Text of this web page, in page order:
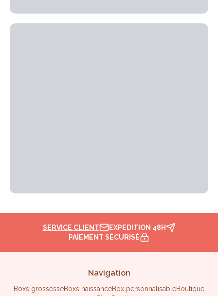
SERVICE CLIENT
EXPEDITION 48H
PAIEMENT SÉCURISÉ
Navigation
Boxs grossesseBoxs naissanceBox personnalisableBoutique